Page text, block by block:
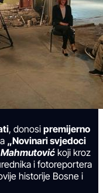
, donosi premijerno
„Novinari svjedoci
koji kroz
i fotoreportera
historije Bosne i